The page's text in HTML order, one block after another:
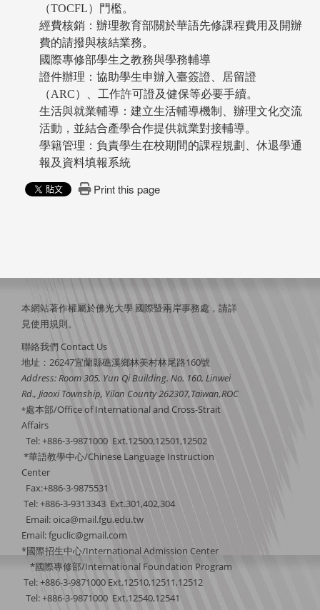
（TOCFL）門檻。
經費核銷：辦理教育部關於華語先修課程費用及開辦
費的請撥與核結業務。
國際專修部學生之教務與學務輔導
證件辦理：協助學生申辦入臺簽證、居留證
（ARC）、工作許可證及健保等必要手續。
生活與就業輔導：建立生活輔導機制、辦理文化交流
活動，並結合產學合作提供就業對接輔導。
學籍管理：負責學生在校期間的課程規劃、休退學通
報及資料填報系統
Print this page
本網站著作權屬於佛光大學 國際暨兩岸事務處，請詳
見使用規則。
聯絡我們 Contact Us
地址：26247宜蘭縣礁溪鄉林美村林尾路160號
Address: Room 305, Yun Qi Building. No. 160, Linwei
Rd., Jiaoxi Township, Yilan County 262307,Taiwan,ROC
*處本部/Office of International and Cross-Strait
Affairs
Tel: +886-3-9871000 Ext.12500,12501,12502
*華語教學中心/Chinese Language Instruction
Center
Fax:+886-3-9875531
Tel: +886-3-9313343 Ext.301,402,304
Email:oica@mail.fgu.edu.tw
Email: fguclic@gmail.com
*國際招生中心/International Admission Center
*國際專修部/International Foundation Program
Tel: +886-3-9871000 Ext.12510,12511,12512
Tel: +886-3-9871000 Ext.12540,12541